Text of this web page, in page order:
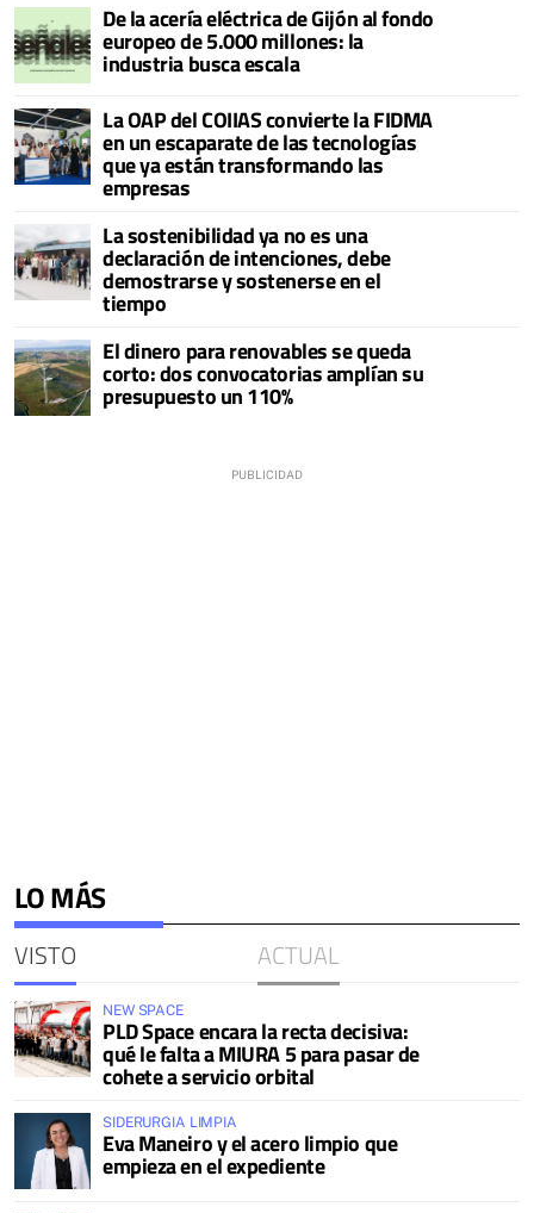
De la acería eléctrica de Gijón al fondo
europeo de 5.000 millones: la
industria busca escala
La OAP del COIIAS convierte la FIDMA
en un escaparate de las tecnologías
que ya están transformando las
empresas
La sostenibilidad ya no es una
declaración de intenciones, debe
demostrarse y sostenerse en el
tiempo
El dinero para renovables se queda
corto: dos convocatorias amplían su
presupuesto un 110%
LO MÁS
VISTO ACTUAL
NEW SPACE
PLD Space encara la recta decisiva:
qué le falta a MIURA 5 para pasar de
cohete a servicio orbital
SIDERURGIA LIMPIA
Eva Maneiro y el acero limpio que
empieza en el expediente